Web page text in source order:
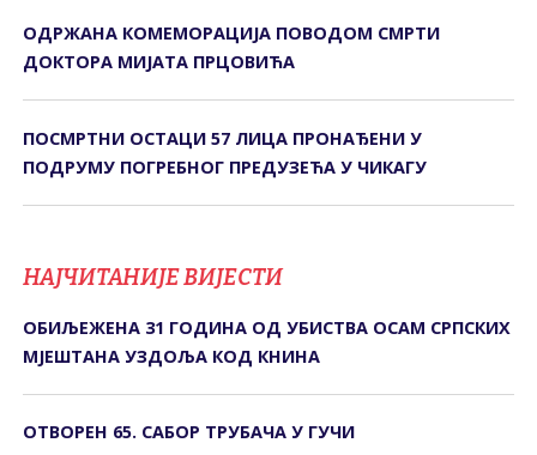
ОДРЖАНА КОМЕМОРАЦИЈА ПОВОДОМ СМРТИ
ДОКТОРА МИЈАТА ПРЦОВИЋА
ПОСМРТНИ ОСТАЦИ 57 ЛИЦА ПРОНАЂЕНИ У
ПОДРУМУ ПОГРЕБНОГ ПРЕДУЗЕЋА У ЧИКАГУ
НАЈЧИТАНИЈЕ ВИЈЕСТИ
ОБИЉЕЖЕНА 31 ГОДИНА ОД УБИСТВА ОСАМ СРПСКИХ
МЈЕШТАНА УЗДОЉА КОД КНИНА
ОТВОРЕН 65. САБОР ТРУБАЧА У ГУЧИ